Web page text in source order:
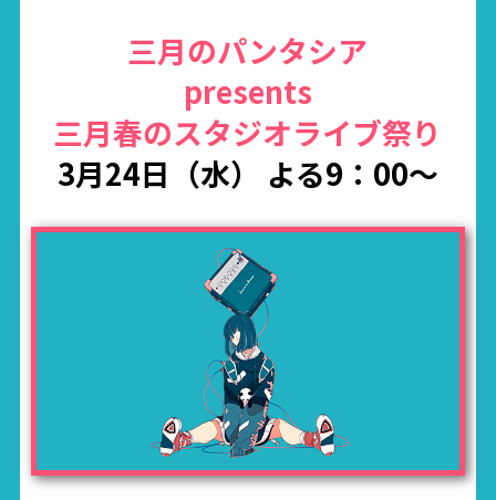
三月のパンタシア
presents
三月春のスタジオライブ祭り
3月24日（水） よる9：00～